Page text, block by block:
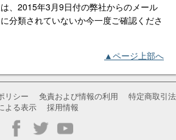
、2015年3月9日付の弊社からのメール
分類されていないか今一度ご確認くださ
▲ページ上部へ
リシー 免責および情報の利用
特定商取引法
よる表示
採用情報